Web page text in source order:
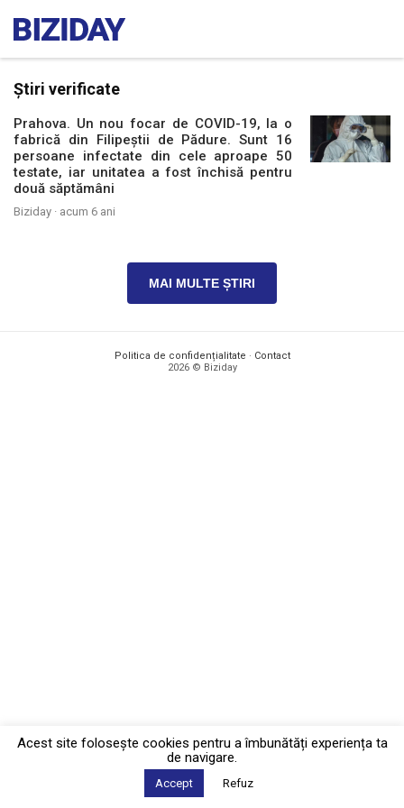
Știri verificate
Prahova. Un nou focar de COVID-19, la o
fabrică din Filipeștii de Pădure. Sunt 16
persoane infectate din cele aproape 50
testate, iar unitatea a fost închisă pentru
două săptămâni
Biziday · acum 6 ani
MAI MULTE ȘTIRI
Politica de confidențialitate · Contact
2026 © Biziday
Acest site foloseşte cookies pentru a îmbunătăți experiența ta
de navigare.
Accept Refuz